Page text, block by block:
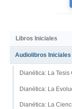
Libros Iniciales
Audiolibros Iniciales
Dianética: La Tesis
Dianética: La
Dianética: La